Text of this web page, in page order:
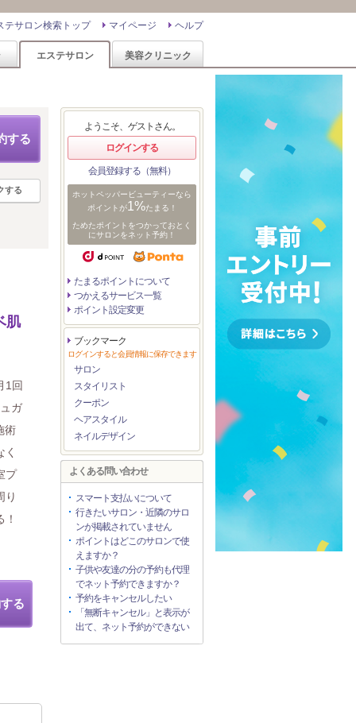
ヘルプ
マイページ
テサロン検索トップ
エステサロン 美容クリニック
する
する
肌
1回
ガ
術
プ
り
る
ようこそ、ゲストさん。
ログインする
会員登録する（無料）
ホットペッパービューティーなら
ポイントが1%たまる！
ためたポイントをつかっておとく
にサロンをネット予約！
たまるポイントについて
つかえるサービス一覧
ポイント設定変更
ブックマーク
ログインすると会員情報に保存できます
サロン
スタイリスト
クーポン
ヘアスタイル
ネイルデザイン
よくある問い合わせ
スマート支払いについて
行きたいサロン・近隣のサロ
ンが掲載されていません
ポイントはどこのサロンで使
えますか？
子供や友達の分の予約も代理
でネット予約できますか？
予約をキャンセルしたい
「無断キャンセル」と表示が
出て、ネット予約ができない